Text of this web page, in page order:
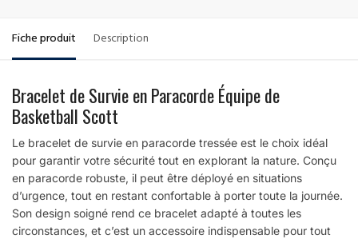
Fiche produit Description
Bracelet de Survie en Paracorde Équipe de
Basketball Scott
Le bracelet de survie en paracorde tressée est le choix idéal
pour garantir votre sécurité tout en explorant la nature. Conçu
en paracorde robuste, il peut être déployé en situations
d’urgence, tout en restant confortable à porter toute la journée.
Son design soigné rend ce bracelet adapté à toutes les
circonstances, et c’est un accessoire indispensable pour tout